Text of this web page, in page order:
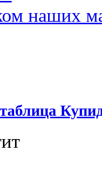
наших